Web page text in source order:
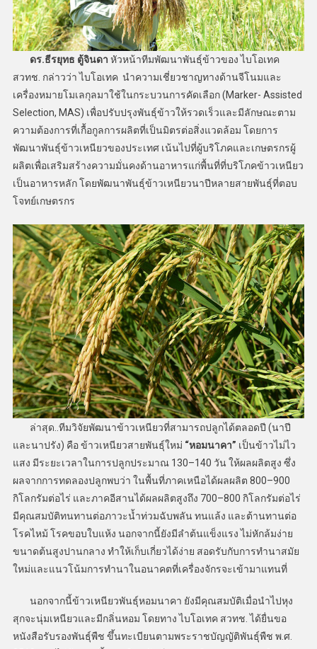
ดร.ธีรยุทธ ตู้จินดา หัวหน้าทีมพัฒนาพันธุ์ข้าวของ ไบโอเทค
สวทช. กล่าวว่า ไบโอเทค นำความเชี่ยวชาญทางด้านจีโนมและ
เครื่องหมายโมเลกุลมาใช้ในกระบวนการคัดเลือก (Marker- Assisted
Selection, MAS) เพื่อปรับปรุงพันธุ์ข้าวให้รวดเร็วและมีลักษณะตาม
ความต้องการที่เกื้อกูลการผลิตที่เป็นมิตรต่อสิ่งแวดล้อม โดยการ
พัฒนาพันธุ์ข้าวเหนียวของประเทศ เน้นไปที่ผู้บริโภคและเกษตรกรผู้
ผลิตเพื่อเสริมสร้างความมั่นคงด้านอาหารแก่พื้นที่ที่บริโภคข้าวเหนียว
เป็นอาหารหลัก โดยพัฒนาพันธุ์ข้าวเหนียวนาปีหลายสายพันธุ์ที่ตอบ
โจทย์เกษตรกร
ล่าสุด..ทีมวิจัยพัฒนาข้าวเหนียวที่สามารถปลูกได้ตลอดปี (นาปี
และนาปรัง) คือ ข้าวเหนียวสายพันธุ์ใหม่ “หอมนาคา” เป็นข้าวไม่ไว
แสง มีระยะเวลาในการปลูกประมาณ 130–140 วัน ให้ผลผลิตสูง ซึ่ง
ผลจากการทดลองปลูกพบว่า ในพื้นที่ภาคเหนือได้ผลผลิต 800–900
กิโลกรัมต่อไร่ และภาคอีสานได้ผลผลิตสูงถึง 700–800 กิโลกรัมต่อไร่
มีคุณสมบัติทนทานต่อภาวะน้ำท่วมฉับพลัน ทนแล้ง และต้านทานต่อ
โรคไหม้ โรคขอบใบแห้ง นอกจากนี้ยังมีลำต้นแข็งแรง ไม่หักล้มง่าย
ขนาดต้นสูงปานกลาง ทำให้เก็บเกี่ยวได้ง่าย สอดรับกับการทำนาสมัย
ใหม่และแนวโน้มการทำนาในอนาคตที่เครื่องจักรจะเข้ามาแทนที่
นอกจากนี้ข้าวเหนียวพันธุ์หอมนาคา ยังมีคุณสมบัติเมื่อนำไปหุง
สุกจะนุ่มเหนียวและมีกลิ่นหอม โดยทาง ไบโอเทค สวทช. ได้ยื่นขอ
หนังสือรับรองพันธุ์พืช ขึ้นทะเบียนตามพระราชบัญญัติพันธุ์พืช พ.ศ.